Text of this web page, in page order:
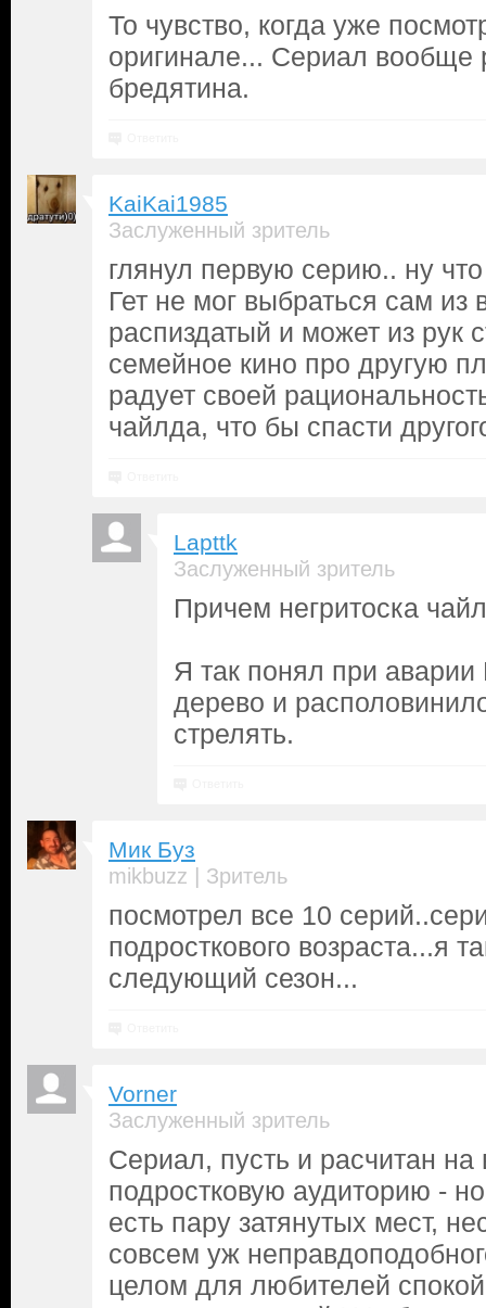
То чувство, когда уже
оригинале... Сериал вообще
бредятина.
KaiKai1985
Заслуженный зритель
глянул первую серию.. ну
Гет не мог выбраться сам из
распиздатый и может из рук
семейное кино про другую
радует своей
чайлда, что бы спасти
Lapttk
Заслуженный зритель
Причем негритоска
Я так понял при
дерево и
стрелять.
Мик Буз
mikbuzz | Зритель
посмотрел все 10
подросткового возраста...я
следующий сезон...
Vorner
Заслуженный зритель
Сериал, пусть и расчитан на
подростковую аудиторию -
есть пару затянутых мест,
совсем уж
целом для любителей